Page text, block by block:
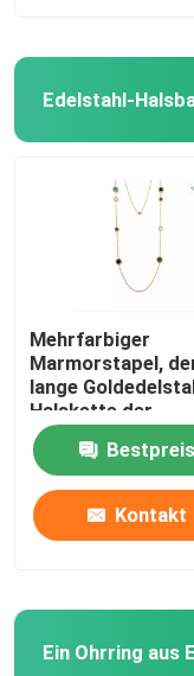
Edelstahl-
Mehrfarbiger
Marmorstapel,
lange
Halskette der
Halsketten-18K
Bestpreis
Kontakt
Ein Ohrring aus